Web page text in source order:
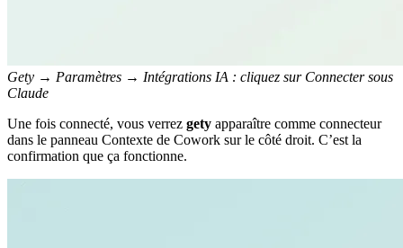
Gety → Paramètres → Intégrations IA : cliquez sur Connecter sous
Claude
Une fois connecté, vous verrez gety apparaître comme connecteur
dans le panneau Contexte de Cowork sur le côté droit. C’est la
confirmation que ça fonctionne.